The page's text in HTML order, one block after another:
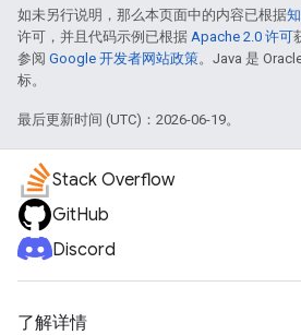
如未另行说明，那么本页面中的内容已根据
许可，并且代码示例已根据 Apache 2.0 许可
参阅 Google 开发者网站政策。Java 是
标。
最后更新时间 (UTC)：2026-06-19。
Stack Overflow
GitHub
Discord
了解详情